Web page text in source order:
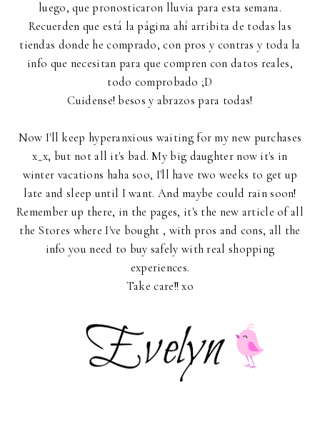
luego, que pronosticaron lluvia para esta semana.
Recuerden que está la página ahí arribita de todas las
tiendas donde he comprado, con pros y contras y toda la
info que necesitan para que compren con datos reales,
todo comprobado ;D
Cuidense! besos y abrazos para todas!
Now I'll keep hyperanxious waiting for my new purchases
x_x, but not all it's bad. My big daughter now it's in
winter vacations haha soo, I'll have two weeks to get up
late and sleep until I want. And maybe could rain soon!
Remember up there, in the pages, it's the new article of all
the Stores where I've bought , with pros and cons, all the
info you need to buy safely with real shopping
experiences.
Take care!! xo